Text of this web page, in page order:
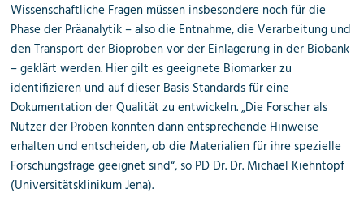
Wissenschaftliche Fragen müssen insbesondere noch für die
Phase der Präanalytik – also die Entnahme, die Verarbeitung und
den Transport der Bioproben vor der Einlagerung in der Biobank
– geklärt werden. Hier gilt es geeignete Biomarker zu
identifizieren und auf dieser Basis Standards für eine
Dokumentation der Qualität zu entwickeln. „Die Forscher als
Nutzer der Proben könnten dann entsprechende Hinweise
erhalten und entscheiden, ob die Materialien für ihre spezielle
Forschungsfrage geeignet sind“, so PD Dr. Dr. Michael Kiehntopf
(Universitätsklinikum Jena).